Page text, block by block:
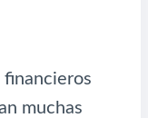
financieros
muchas